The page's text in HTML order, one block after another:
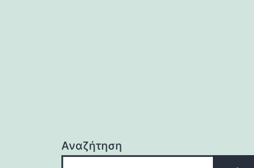
Αναζήτηση